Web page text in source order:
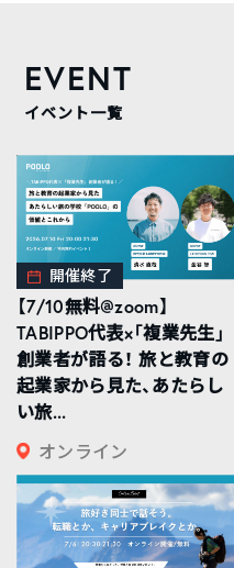
EVENT
イベント一覧
開催終了
【7/10無料@zoom】
TABIPPO代表×「複業先生」
創業者が語る！ 旅と教育の
起業家から見た、あたらし
い旅...
オンライン